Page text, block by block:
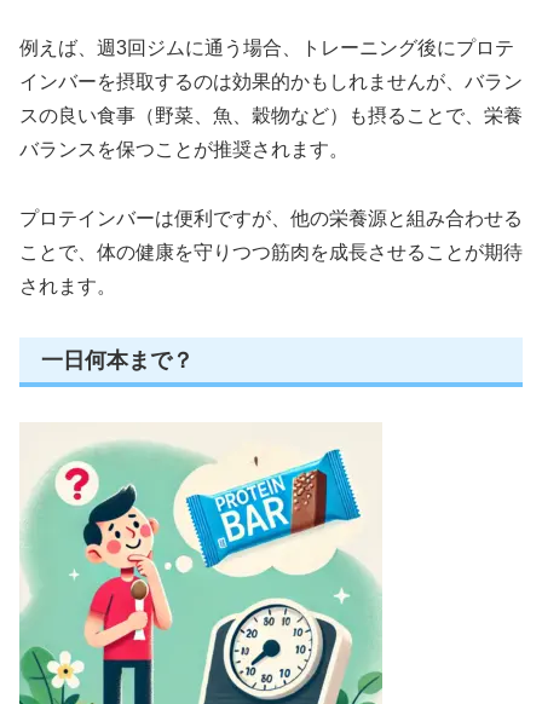
例えば、週3回ジムに通う場合、トレーニング後にプロテ
インバーを摂取するのは効果的かもしれませんが、バラン
スの良い食事（野菜、魚、穀物など）も摂ることで、栄養
バランスを保つことが推奨されます。
プロテインバーは便利ですが、他の栄養源と組み合わせる
ことで、体の健康を守りつつ筋肉を成長させることが期待
されます。
一日何本まで？